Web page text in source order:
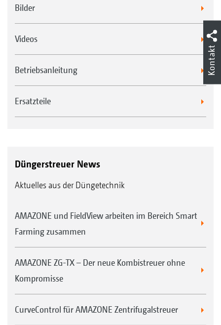
Bilder
Videos
Betriebsanleitung
Ersatzteile
Düngerstreuer News
Aktuelles aus der Düngetechnik
AMAZONE und FieldView arbeiten im Bereich Smart
Farming zusammen
AMAZONE ZG-TX – Der neue Kombistreuer ohne
Kompromisse
CurveControl für AMAZONE Zentrifugalstreuer
Kontakt